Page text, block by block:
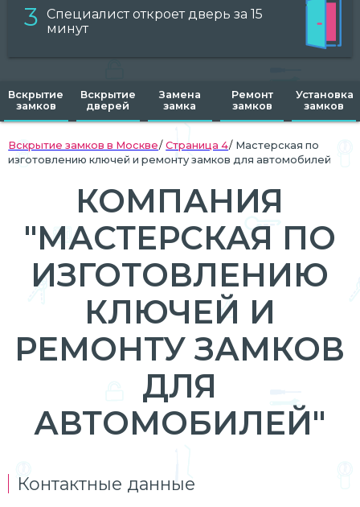
3 Специалист откроет дверь за 15
минут
Вскрытие
замков
Вскрытие
дверей
Замена
замка
Ремонт
замков
Установка
замков
Вскрытие замков в Москве Страница 4
Мастерская по
изготовлению ключей и ремонту замков для автомобилей
КОМПАНИЯ
"МАСТЕРСКАЯ ПО
ИЗГОТОВЛЕНИЮ
КЛЮЧЕЙ И
РЕМОНТУ ЗАМКОВ
ДЛЯ
АВТОМОБИЛЕЙ"
Контактные данные